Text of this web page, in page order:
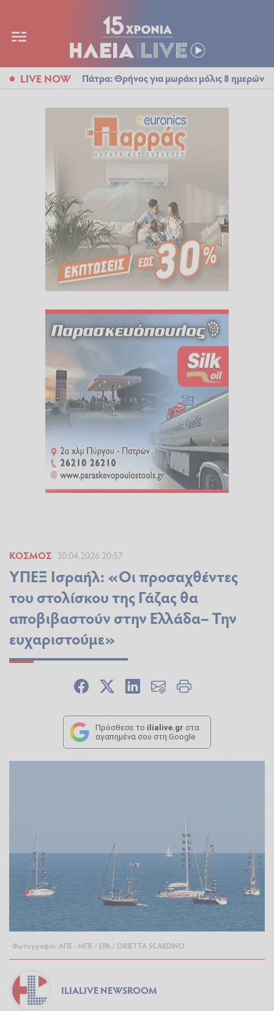
LIVE NOW Πάτρα: Θρήνος για μωράκι μόλις 8 ημερών
ΚΌΣΜΟΣ 30.04.2026 20:57
ΥΠΕΞ Ισραήλ: «Οι προσαχθέντες
του στολίσκου της Γάζας θα
αποβιβαστούν στην Ελλάδα– Την
ευχαριστούμε»
Πρόσθεσε το ilialive.gr στα
αγαπημένα σου στη Google
Φωτογραφία: ΑΠΕ - ΜΠΕ / EPA / ORIETTA SCARDINO
ILIALIVE NEWSROOM